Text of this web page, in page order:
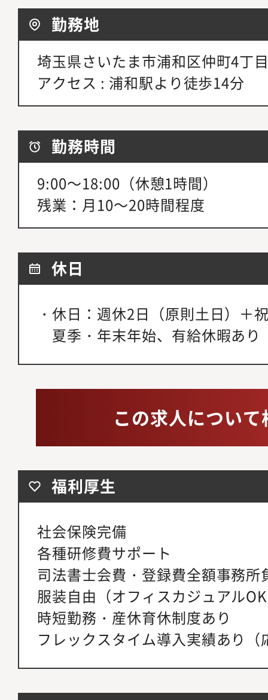
勤務地
埼玉県さいたま市浦和区仲町4丁
アクセス : 浦和駅より徒歩14分
勤務時間
9:00～18:00（休憩1時間）
残業：月10～20時間程度
休日
・休日：週休2日（原則土日）＋
夏季・年末年始、有給休暇あり
この求人につい
福利厚生
社会保険完備
各種研修費サポート
司法書士会費・登録費全額事務所
服装自由（オフィスカジュアル
時短勤務・産休育休制度あり
フレックスタイム導入実績あり（